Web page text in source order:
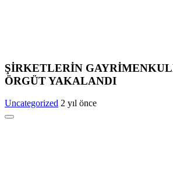
ŞİRKETLERİN
ÖRGÜT YAKALANDI
Uncategorized 2 yıl önce